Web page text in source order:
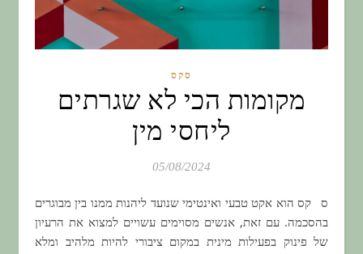
סקס
מקומות הכי לא שגרתים
ליחסי מין
05/08/2024
סקס הוא אקט טבעי ואינטימי שנועד ליהנות ממנו בין מבוגרים
בהסכמה. עם זאת, אנשים מסוימים עשויים למצוא את הרעיון
של פינוק בפעילות מינית במקום ציבורי להיות מלהיב ומלא